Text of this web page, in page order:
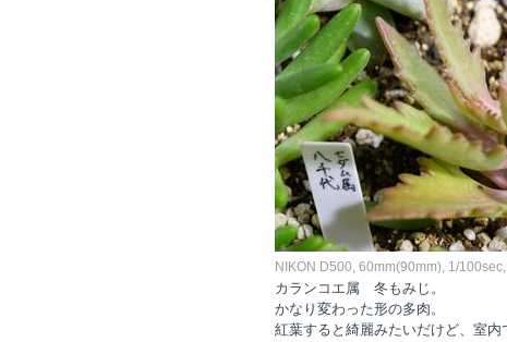
NIKON D500, 60mm(90mm), 1/
カランコエ属 冬もみじ。
かなり変わった形の多肉。
紅葉すると綺麗みたいだけど、室内